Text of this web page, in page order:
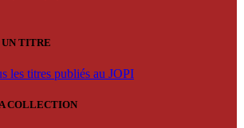
TITRE
les titres publiés au JOPI
COLLECTION